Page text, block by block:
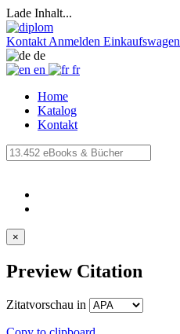
Lade Inhalt...
Kontakt Anmelden Einkaufswagen
de
en
fr
Home
Katalog
Kontakt
×
Preview Citation
Zitatvorschau in